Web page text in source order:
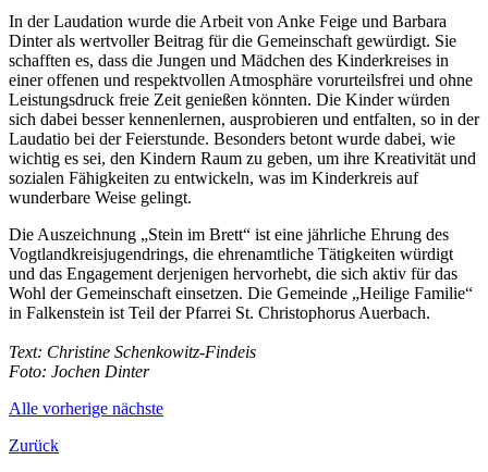
In der Laudation wurde die Arbeit von Anke Feige und Barbara
Dinter als wertvoller Beitrag für die Gemeinschaft gewürdigt. Sie
schafften es, dass die Jungen und Mädchen des Kinderkreises in
einer offenen und respektvollen Atmosphäre vorurteilsfrei und ohne
Leistungsdruck freie Zeit genießen könnten. Die Kinder würden
sich dabei besser kennenlernen, ausprobieren und entfalten, so in der
Laudatio bei der Feierstunde. Besonders betont wurde dabei, wie
wichtig es sei, den Kindern Raum zu geben, um ihre Kreativität und
sozialen Fähigkeiten zu entwickeln, was im Kinderkreis auf
wunderbare Weise gelingt.
Die Auszeichnung „Stein im Brett“ ist eine jährliche Ehrung des
Vogtlandkreisjugendrings, die ehrenamtliche Tätigkeiten würdigt
und das Engagement derjenigen hervorhebt, die sich aktiv für das
Wohl der Gemeinschaft einsetzen. Die Gemeinde „Heilige Familie“
in Falkenstein ist Teil der Pfarrei St. Christophorus Auerbach.
Text: Christine Schenkowitz-Findeis
Foto: Jochen Dinter
Alle vorherige nächste
Zurück